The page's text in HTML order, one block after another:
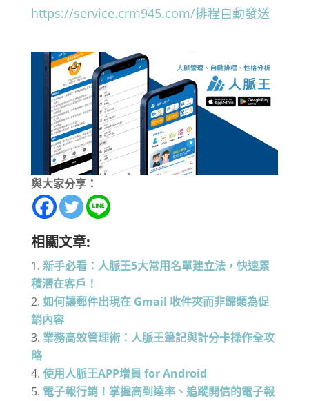
https://service.crm945.com/排程自動發送
與大家分享：
相關文章:
新手必看：人脈王5大常用名單建立法，快速累
積潛在客戶！
如何讓郵件出現在 Gmail 收件夾而非歸類為促
銷內容
業務高效管理術：人脈王筆記與計分卡操作全攻
略
使用人脈王APP增員 for Android
電子報行銷！掌握高到達率、追蹤開信的電子報